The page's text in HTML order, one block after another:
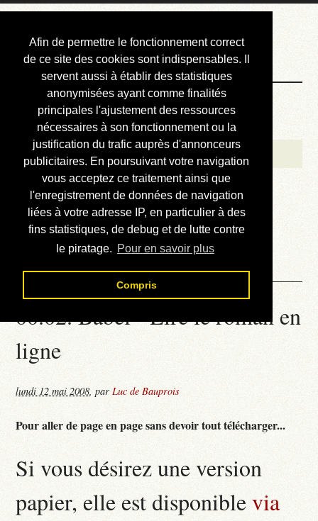
Afin de permettre le fonctionnement correct
de ce site des cookies sont indispensables. Il
servent aussi à établir des statistiques
anonymisées ayant comme finalités
principales l'ajustement des ressources
nécessaires à son fonctionnement ou la
justification du trafic auprès d'annonceurs
publicitaires. En poursuivant votre navigation
vous acceptez ce traitement ainsi que
l'enregistrement de données de navigation
liées à votre adresse IP, en particulier à des
fins statistiques, de debug et de lutte contre
le piratage. Pour en savoir plus
Compris
Courbis, « LE »
Blog Officiel
Bienvenue
Réalisations
Divers (et d’été)
Annonces
Liens externes
Téléchargement
Contact
00.02. Babel - Lire le roman en
ligne
lundi 12 mai 2008,parLuc de Bauprois
Pour aller de page en page sans devoir tout télécharger...
Si vous désirez une version
papier, elle est disponiblevia